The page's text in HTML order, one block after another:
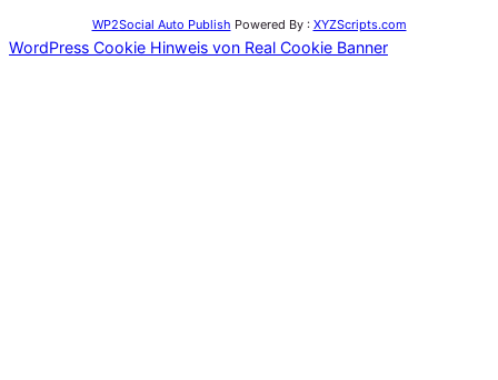
WP2Social Auto Publish Powered By : XYZScripts.com
WordPress Cookie Hinweis von Real Cookie Banner